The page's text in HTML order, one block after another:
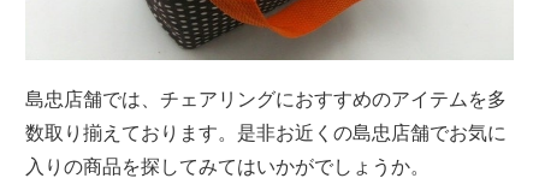
島忠店舗では、チェアリングにおすすめのアイテムを多
数取り揃えております。是非お近くの島忠店舗でお気に
入りの商品を探してみてはいかがでしょうか。